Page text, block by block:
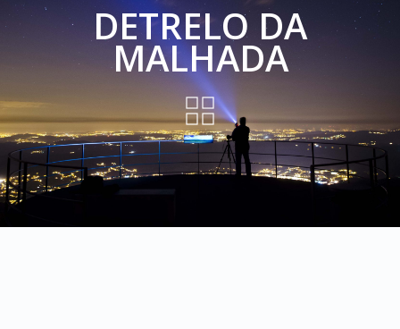
DETRELO DA
MALHADA